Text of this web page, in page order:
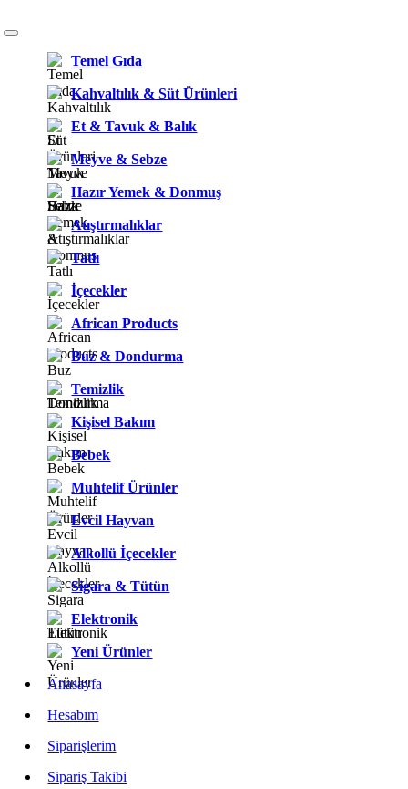
Temel Gıda
Kahvaltılık & Süt Ürünleri
Et & Tavuk & Balık
Meyve & Sebze
Hazır Yemek & Donmuş
Atıştırmalıklar
Tatlı
İçecekler
African Products
Buz & Dondurma
Temizlik
Kişisel Bakım
Bebek
Muhtelif Ürünler
Evcil Hayvan
Alkollü İçecekler
Sigara & Tütün
Elektronik
Yeni Ürünler
Anasayfa
Hesabım
Siparişlerim
Sipariş Takibi